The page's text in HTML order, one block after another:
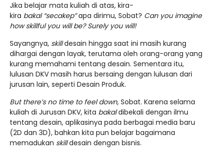
Jika belajar mata kuliah di atas, kira-
kira bakal “secakep”apa dirimu, Sobat? Can you imagine
how skillful you will be? Surely you will!
Sayangnya, skilldesain hingga saat ini masih kurang
dihargai dengan layak, terutama oleh orang-orang yang
kurang memahami tentang desain. Sementara itu,
lulusan DKV masih harus bersaing dengan lulusan dari
jurusan lain, seperti Desain Produk.
But there’s no time to feel down, Sobat. Karena selama
kuliah di Jurusan DKV, kita bakaldibekali dengan ilmu
tentang desain, aplikasinya pada berbagai media baru
(2D dan 3D), bahkan kita pun belajar bagaimana
memadukan skilldesain dengan bisnis.